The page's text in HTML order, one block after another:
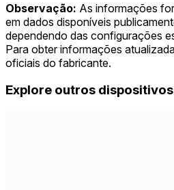
Observação: As informações
em dados disponíveis
dependendo das configurações
Para obter informações
oficiais do fabricante.
Explore outros